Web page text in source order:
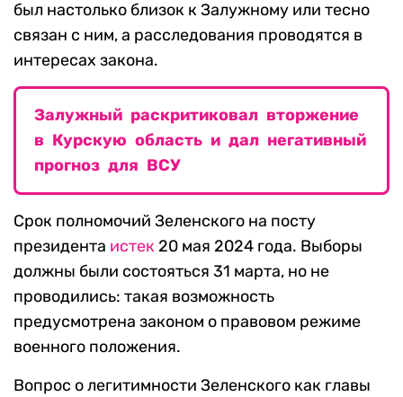
был настолько близок к Залужному или тесно
связан с ним, а расследования проводятся в
интересах закона.
Залужный раскритиковал вторжение
в Курскую область и дал негативный
прогноз для ВСУ
Срок полномочий Зеленского на посту
президента истек 20 мая 2024 года. Выборы
должны были состояться 31 марта, но не
проводились: такая возможность
предусмотрена законом о правовом режиме
военного положения.
Вопрос о легитимности Зеленского как главы